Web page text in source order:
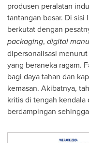
produsen peralatan
tantangan besar. Di
berkutat dengan
packaging, digital
dipersonalisasi
yang beraneka ragam.
bagi daya tahan dan
kemasan. Akibatnya,
kritis di tengah kendala
berdampingan